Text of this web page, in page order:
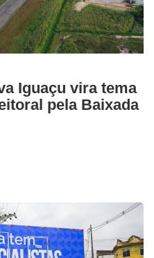
Iguaçu vira tema
pela Baixada